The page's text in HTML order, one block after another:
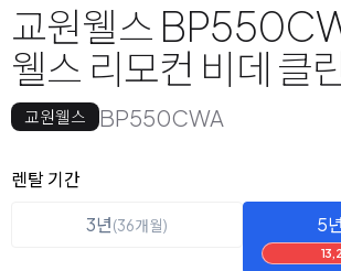
교원웰스
웰스 리모컨 비데 클
교원웰스 BP550CWA
옵션 선택
렌탈 선택
렌탈 기간
3년(36개월) 5년